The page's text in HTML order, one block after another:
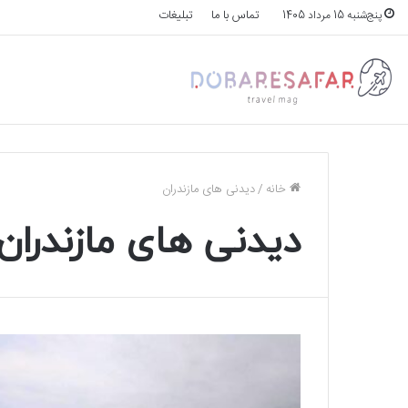
پنج‌شنبه 15 مرداد 1405 تماس با ما تبلیغات
خانه /دیدنی های مازندران
دیدنی های